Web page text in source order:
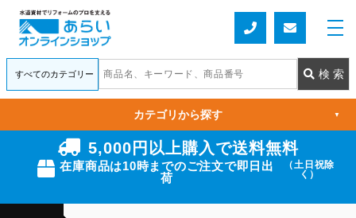
5,000円以上購入で送料無料
在庫商品は10時までのご注文で即日出
荷
（土日祝除
く）
カテゴリから探す ▼